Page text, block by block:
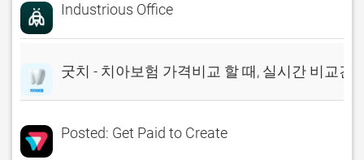
Industrious Office
굿치 - 치아보험 가격비교 할 때, 실시간 비교견
Posted: Get Paid to Create